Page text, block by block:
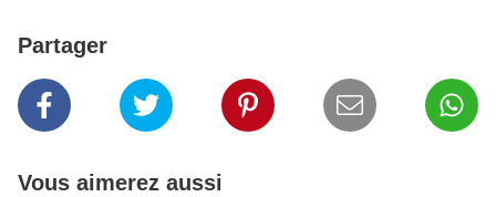
Partager
Vous aimerez aussi